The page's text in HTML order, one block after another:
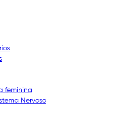
feminina
Nervoso